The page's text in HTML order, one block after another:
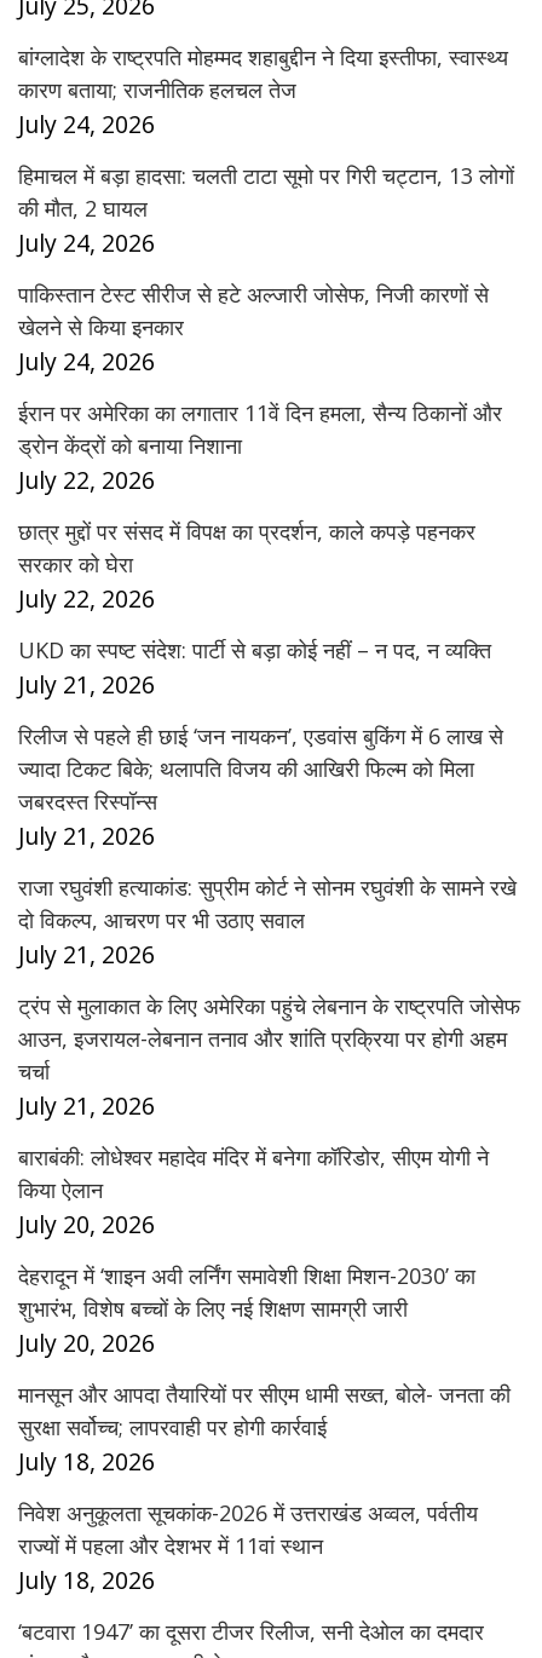
बांग्लादेश के राष्ट्रपति मोहम्मद शहाबुद्दीन ने दिया इस्तीफा, स्वास्थ्य
कारण बताया; राजनीतिक हलचल तेज
July 24, 2026
हिमाचल में बड़ा हादसा: चलती टाटा सूमो पर गिरी चट्टान, 13 लोगों
की मौत, 2 घायल
July 24, 2026
पाकिस्तान टेस्ट सीरीज से हटे अल्जारी जोसेफ, निजी कारणों से
खेलने से किया इनकार
July 24, 2026
ईरान पर अमेरिका का लगातार 11वें दिन हमला, सैन्य ठिकानों और
ड्रोन केंद्रों को बनाया निशाना
July 22, 2026
छात्र मुद्दों पर संसद में विपक्ष का प्रदर्शन, काले कपड़े पहनकर
सरकार को घेरा
July 22, 2026
UKD का स्पष्ट संदेश: पार्टी से बड़ा कोई नहीं – न पद, न व्यक्ति
July 21, 2026
रिलीज से पहले ही छाई ‘जन नायकन’, एडवांस बुकिंग में 6 लाख से
ज्यादा टिकट बिके; थलापति विजय की आखिरी फिल्म को मिला
जबरदस्त रिस्पॉन्स
July 21, 2026
राजा रघुवंशी हत्याकांड: सुप्रीम कोर्ट ने सोनम रघुवंशी के सामने रखे
दो विकल्प, आचरण पर भी उठाए सवाल
July 21, 2026
ट्रंप से मुलाकात के लिए अमेरिका पहुंचे लेबनान के राष्ट्रपति जोसेफ
आउन, इजरायल-लेबनान तनाव और शांति प्रक्रिया पर होगी अहम
चर्चा
July 21, 2026
बाराबंकी: लोधेश्वर महादेव मंदिर में बनेगा कॉरिडोर, सीएम योगी ने
किया ऐलान
July 20, 2026
देहरादून में ‘शाइन अवी लर्निंग समावेशी शिक्षा मिशन-2030’ का
शुभारंभ, विशेष बच्चों के लिए नई शिक्षण सामग्री जारी
July 20, 2026
मानसून और आपदा तैयारियों पर सीएम धामी सख्त, बोले- जनता की
सुरक्षा सर्वोच्च; लापरवाही पर होगी कार्रवाई
July 18, 2026
निवेश अनुकूलता सूचकांक-2026 में उत्तराखंड अव्वल, पर्वतीय
राज्यों में पहला और देशभर में 11वां स्थान
July 18, 2026
‘बटवारा 1947’ का दूसरा टीजर रिलीज, सनी देओल का दमदार